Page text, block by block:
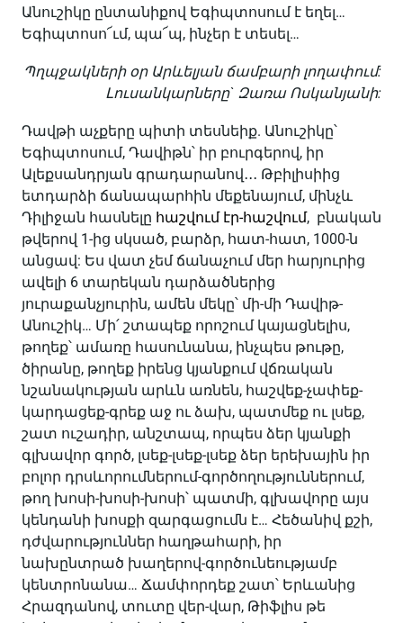
Անուշիկը ընտանիքով Եգիպտոսում է եղել…
Եգիպտոսո՜ւմ, պա՜պ, ինչեր է տեսել…
Պղպջակների օր Արևելյան ճամբարի լողափում:
Լուսանկարները` Զառա Ոսկանյանի:
Դավթի աչքերը պիտի տեսնեիք. Անուշիկը՝
Եգիպտոսում, Դավիթն՝ իր բուրգերով, իր
Ալեքսանդրյան գրադարանով․․․ Թբիլիսիից
ետդարձի ճանապարհին մեքենայում, մինչև
Դիլիջան հասնելը հաշվում էր-հաշվում, բնական
թվերով 1-ից սկսած, բարձր, հատ-հատ, 1000-ն
անցավ: Ես վատ չեմ ճանաչում մեր հարյուրից
ավելի 6 տարեկան դարձածներից
յուրաքանչյուրին, ամեն մեկը՝ մի-մի Դավիթ-
Անուշիկ… Մի՛ շտապեք որոշում կայացնելիս,
թողեք՝ ամառը հասունանա, ինչպես թութը,
ծիրանը, թողեք իրենց կյանքում վճռական
նշանակության արևն առնեն, հաշվեք-չափեք-
կարդացեք-գրեք աջ ու ձախ, պատմեք ու լսեք,
շատ ուշադիր, անշտապ, որպես ձեր կյանքի
գլխավոր գործ, լսեք-լսեք-լսեք ձեր երեխային իր
բոլոր դրսևորումներում-գործողություններում,
թող խոսի-խոսի-խոսի՝ պատմի, գլխավորը այս
կենդանի խոսքի զարգացումն է… Հեծանիվ քշի,
դժվարություններ հաղթահարի, իր
նախընտրած խաղերով-գործունեությամբ
կենտրոնանա… Ճամփորդեք շատ՝ Երևանից
Հրազդանով, տուտը վեր-վար, Թիֆլիս թե